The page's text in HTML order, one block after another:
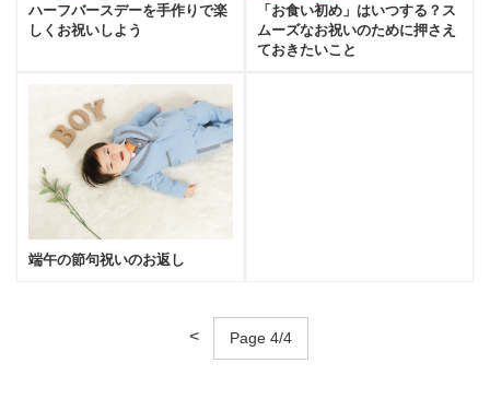
ハーフバースデーを手作りで楽
しくお祝いしよう
「お食い初め」はいつする？ス
ムーズなお祝いのために押さえ
ておきたいこと
端午の節句祝いのお返し
Page 4/4
<